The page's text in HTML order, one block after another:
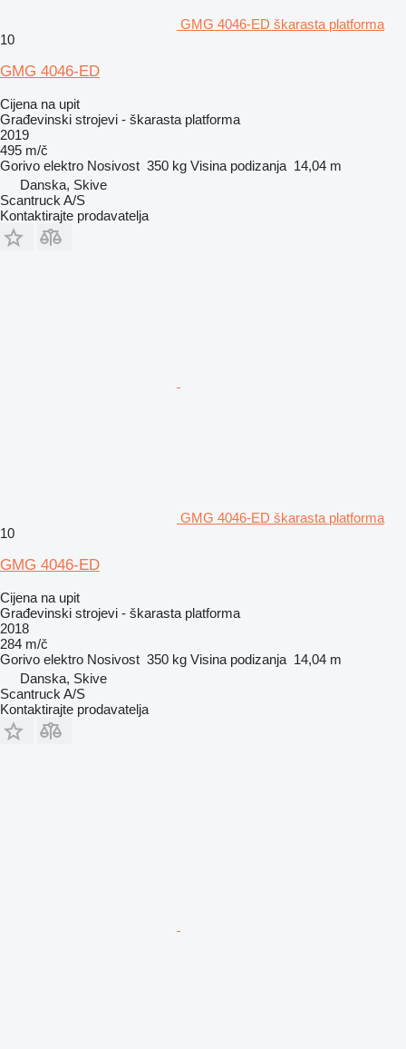
GMG 4046-ED škarasta platforma
10
GMG 4046-ED
Cijena na upit
Građevinski strojevi - škarasta platforma
2019
495 m/č
Gorivo elektro Nosivost 350 kg Visina podizanja 14,04 m
Danska, Skive
Scantruck A/S
Kontaktirajte prodavatelja
GMG 4046-ED škarasta platforma
10
GMG 4046-ED
Cijena na upit
Građevinski strojevi - škarasta platforma
2018
284 m/č
Gorivo elektro Nosivost 350 kg Visina podizanja 14,04 m
Danska, Skive
Scantruck A/S
Kontaktirajte prodavatelja